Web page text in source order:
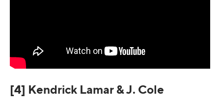
[4] Kendrick Lamar & J. Cole